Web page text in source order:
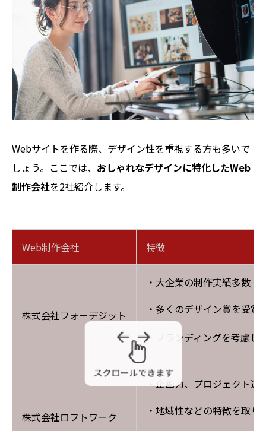
Webサイトを作る際、デザイン性を重視する方も多いで
しょう。ここでは、 おしゃれなデザインに特化したWeb
制作会社を2社紹介します。
Web制作会社 特徴
株式会社フォーデジット
・大企業の制作実績多数
・多くのデザイン賞を受
・ブランディングを考慮し
株式会社ロフトワーク
・企画力、プロジェクト遂
・地域性などの特徴を取